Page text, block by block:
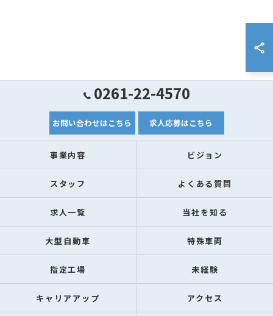
0261-22-4570
お問い合わせはこちら 求人応募はこちら
事業内容 ビジョン
スタッフ よくある質問
求人一覧 当社を知る
大型自動車 特殊車両
指定工場 未経験
キャリアアップ アクセス